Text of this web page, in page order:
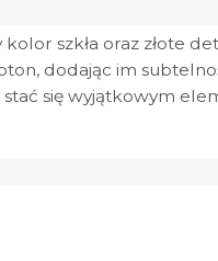
szkła oraz złote
dodając im
się wyjątkowym